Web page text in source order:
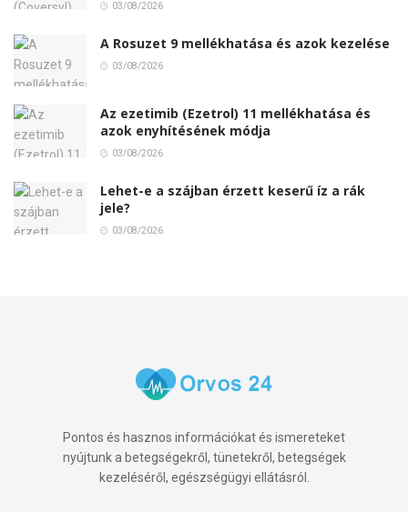
03/08/2026
A Rosuzet 9 mellékhatása és azok kezelése
03/08/2026
Az ezetimib (Ezetrol) 11 mellékhatása és
azok enyhítésének módja
03/08/2026
Lehet-e a szájban érzett keserű íz a rák
jele?
03/08/2026
Pontos és hasznos információkat és ismereteket
nyújtunk a betegségekről, tünetekről, betegségek
kezeléséről, egészségügyi ellátásról.